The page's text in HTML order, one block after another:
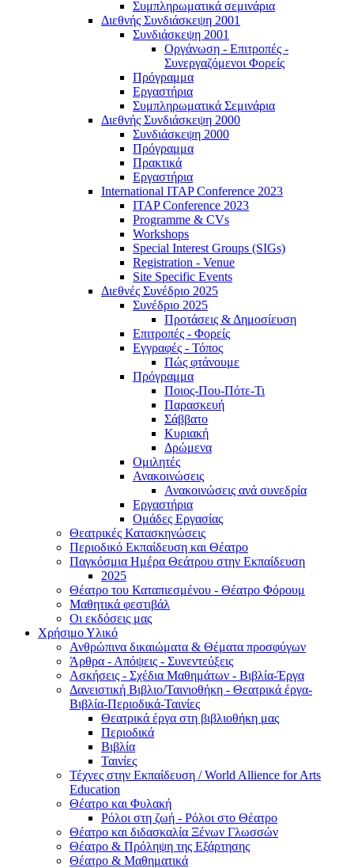
Συμπληρωματικά σεμινάρια
Διεθνής Συνδιάσκεψη 2001
Συνδιάσκεψη 2001
Οργάνωση - Επιτροπές -
Συνεργαζόμενοι Φορείς
Πρόγραμμα
Εργαστήρια
Συμπληρωματικά Σεμινάρια
Διεθνής Συνδιάσκεψη 2000
Συνδιάσκεψη 2000
Πρόγραμμα
Πρακτικά
Εργαστήρια
International ITAP Conference 2023
ITAP Conference 2023
Programme & CVs
Workshops
Special Interest Groups (SIGs)
Registration - Venue
Site Specific Events
Διεθνές Συνέδριο 2025
Συνέδριο 2025
Προτάσεις & Δημοσίευση
Επιτροπές - Φορείς
Εγγραφές - Τόπος
Πώς φτάνουμε
Πρόγραμμα
Ποιος-Που-Πότε-Τι
Παρασκευή
Σάββατο
Κυριακή
Δρώμενα
Ομιλητές
Ανακοινώσεις
Ανακοινώσεις ανά συνεδρία
Εργαστήρια
Ομάδες Εργασίας
Θεατρικές Κατασκηνώσεις
Περιοδικό Εκπαίδευση και Θέατρο
Παγκόσμια Ημέρα Θεάτρου στην Εκπαίδευση
2025
Θέατρο του Καταπιεσμένου - Θέατρο Φόρουμ
Μαθητικά φεστιβάλ
Οι εκδόσεις μας
Χρήσιμο Υλικό
Ανθρώπινα δικαιώματα & Θέματα προσφύγων
Άρθρα - Απόψεις - Συνεντεύξεις
Ασκήσεις - Σχέδια Μαθημάτων - Βιβλία-Έργα
Δανειστική Βιβλιο/Ταινιοθήκη - Θεατρικά έργα-
Βιβλία-Περιοδικά-Ταινίες
Θεατρικά έργα στη βιβλιοθήκη μας
Περιοδικά
Βιβλία
Ταινίες
Τέχνες στην Εκπαίδευση / World Allience for Arts
Education
Θέατρο και Φυλακή
Ρόλοι στη ζωή - Ρόλοι στο Θέατρο
Θέατρο και διδασκαλία Ξένων Γλωσσών
Θέατρο & Πρόληψη της Εξάρτησης
Θέατρο & Μαθηματικά